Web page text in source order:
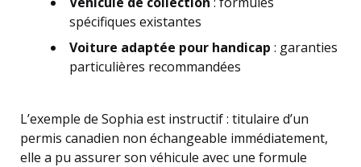
spécifiques existantes
Voiture adaptée pour handicap : garanties
particulières recommandées
L’exemple de Sophia est instructif : titulaire d’un
permis canadien non échangeable immédiatement,
elle a pu assurer son véhicule avec une formule